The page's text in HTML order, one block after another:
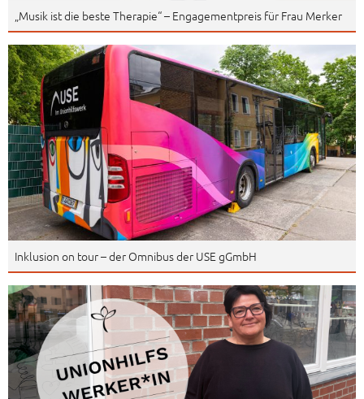
„Musik ist die beste Therapie“ – Engagementpreis für Frau Merker
Inklusion on tour – der Omnibus der USE gGmbH